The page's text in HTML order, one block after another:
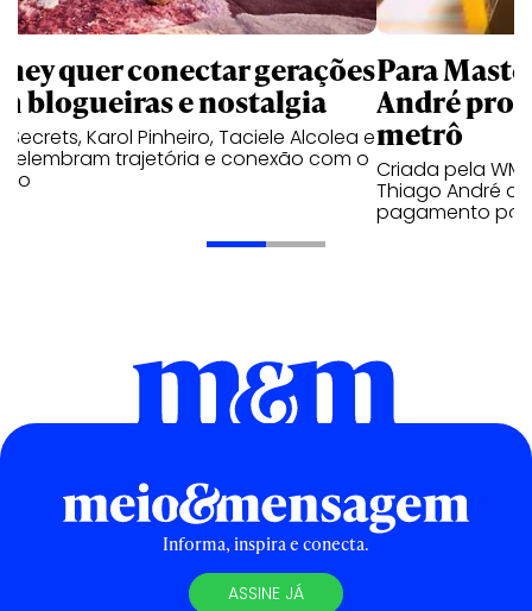
quer conectar gerações
blogueiras e nostalgia
Secrets, Karol Pinheiro, Taciele Alcolea e
relembram trajetória e conexão com o
Para
André
metrô
Criada pela
Thiago André
pagamento por
Informa, inspira e conecta.
ASSINE JÁ